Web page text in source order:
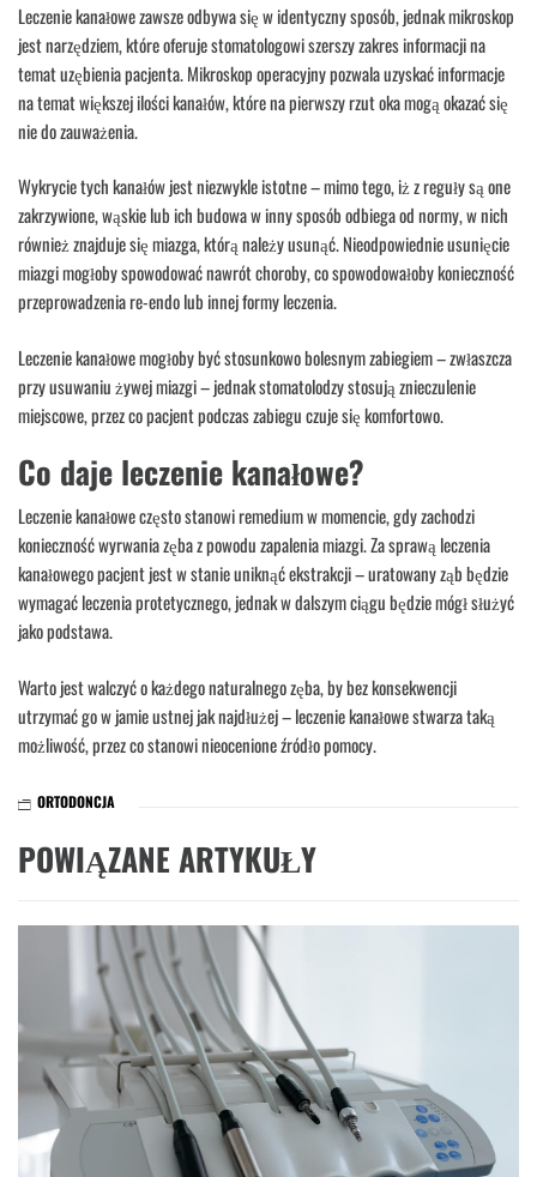
Leczenie kanałowe zawsze odbywa się w identyczny sposób, jednak mikroskop
jest narzędziem, które oferuje stomatologowi szerszy zakres informacji na
temat uzębienia pacjenta. Mikroskop operacyjny pozwala uzyskać informacje
na temat większej ilości kanałów, które na pierwszy rzut oka mogą okazać się
nie do zauważenia.
Wykrycie tych kanałów jest niezwykle istotne – mimo tego, iż z reguły są one
zakrzywione, wąskie lub ich budowa w inny sposób odbiega od normy, w nich
również znajduje się miazga, którą należy usunąć. Nieodpowiednie usunięcie
miazgi mogłoby spowodować nawrót choroby, co spowodowałoby konieczność
przeprowadzenia re-endo lub innej formy leczenia.
Leczenie kanałowe mogłoby być stosunkowo bolesnym zabiegiem – zwłaszcza
przy usuwaniu żywej miazgi – jednak stomatolodzy stosują znieczulenie
miejscowe, przez co pacjent podczas zabiegu czuje się komfortowo.
Co daje leczenie kanałowe?
Leczenie kanałowe często stanowi remedium w momencie, gdy zachodzi
konieczność wyrwania zęba z powodu zapalenia miazgi. Za sprawą leczenia
kanałowego pacjent jest w stanie uniknąć ekstrakcji – uratowany ząb będzie
wymagać leczenia protetycznego, jednak w dalszym ciągu będzie mógł służyć
jako podstawa.
Warto jest walczyć o każdego naturalnego zęba, by bez konsekwencji
utrzymać go w jamie ustnej jak najdłużej – leczenie kanałowe stwarza taką
możliwość, przez co stanowi nieocenione źródło pomocy.
ORTODONCJA
POWIĄZANE ARTYKUŁY